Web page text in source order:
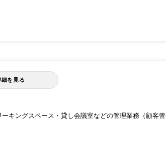
細を見る
キングスペース・貸し会議室などの管理業務（顧客管